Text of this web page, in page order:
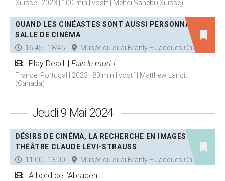
Suisse | 2023 | 100 min | vostf | Mehdi Sahebi (Suisse)
QUAND LES CINÉASTES SONT AUSSI PERSONNAGES |
SALLE DE CINÉMA
16:45 - 18:45
Musée du quai Branly – Jacques Chirac
Play Dead! | Fais le mort !
France, Portugal | 2023 | 80 min | vostf | Matthew Lancit
(Canada)
Jeudi 9 Mai 2024
DÉSIRS DE CINÉMA, LA RECHERCHE EN IMAGES |
THÉÂTRE CLAUDE LÉVI-STRAUSS
11:00 - 13:00
Musée du quai Branly – Jacques Chirac
À bord de l’Abraden